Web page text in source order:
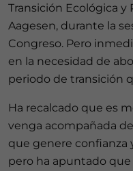
Transición Ecológica y
Aagesen, durante la
Congreso. Pero
en la necesidad de
periodo de transición
Ha recalcado que es
venga acompañada
que genere confianza
pero ha apuntado que